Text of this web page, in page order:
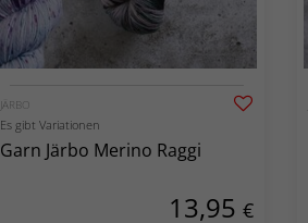
JÄRBO
Es gibt Variationen
Garn Järbo Merino Raggi
13,95 €